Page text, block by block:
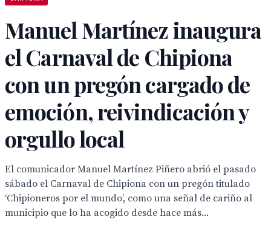
Manuel Martínez inaugura
el Carnaval de Chipiona
con un pregón cargado de
emoción, reivindicación y
orgullo local
El comunicador Manuel Martínez Piñero abrió el pasado
sábado el Carnaval de Chipiona con un pregón titulado
‘Chipioneros por el mundo’, como una señal de cariño al
municipio que lo ha acogido desde hace más...